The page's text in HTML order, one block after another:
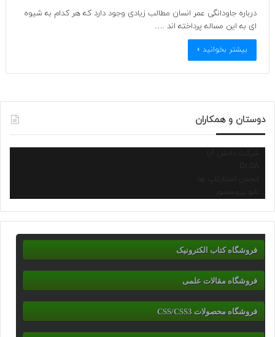
درباره جاودانگی عمر انسان مطالب زیادی وجود دارد که هر کدام به شیوه
ای به این مساله پرداخته اند .…
بیشتر بخوانید »
دوستان و همکاران
شرکت دانش آرا
انجمن استارتاپ ها
نانو پروسسور
فروشگاه کتاب الکترونیک
فروشگاه مقالات علمی
فروشگاه محصولات CSS/CSS3